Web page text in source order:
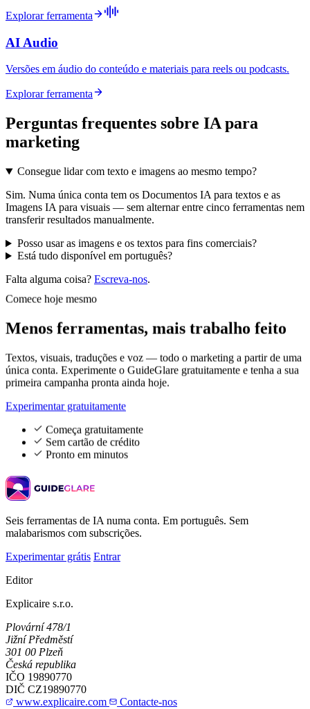
Explorar ferramenta
AI Audio
Versões em áudio do conteúdo e materiais para reels ou podcasts.
Explorar ferramenta
Perguntas frequentes sobre IA para
marketing
Consegue lidar com texto e imagens ao mesmo tempo?
Sim. Numa única conta tem os Documentos IA para textos e as
Imagens IA para visuais — sem alternar entre cinco ferramentas nem
transferir resultados manualmente.
Posso usar as imagens e os textos para fins comerciais?
Está tudo disponível em português?
Falta alguma coisa? Escreva-nos.
Comece hoje mesmo
Menos ferramentas, mais trabalho feito
Textos, visuais, traduções e voz — todo o marketing a partir de uma
única conta. Experimente o GuideGlare gratuitamente e tenha a sua
primeira campanha pronta ainda hoje.
Experimentar gratuitamente
Começa gratuitamente
Sem cartão de crédito
Pronto em minutos
Seis ferramentas de IA numa conta. Em português. Sem
malabarismos com subscrições.
Experimentar grátis Entrar
Editor
Explicaire s.r.o.
Plovární 478/1
Jižní Předměstí
301 00 Plzeň
Česká republika
IČO 19890770
DIČ CZ19890770
www.explicaire.com
Contacte-nos